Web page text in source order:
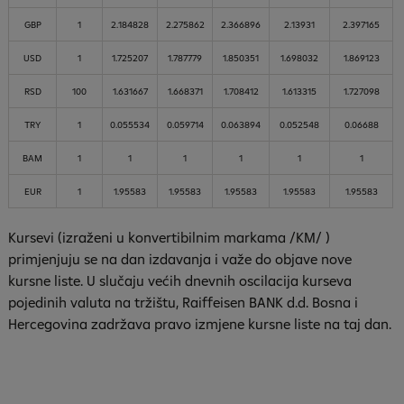
GBP 1 2.184828 2.275862 2.366896 2.13931 2.397165
USD 1 1.725207 1.787779 1.850351 1.698032 1.869123
RSD 100 1.631667 1.668371 1.708412 1.613315 1.727098
TRY 1 0.055534 0.059714 0.063894 0.052548 0.06688
BAM 1 1 1 1 1 1
EUR 1 1.95583 1.95583 1.95583 1.95583 1.95583
Kursevi (izraženi u konvertibilnim markama /KM/ )
primjenjuju se na dan izdavanja i važe do objave nove
kursne liste. U slučaju većih dnevnih oscilacija kurseva
pojedinih valuta na tržištu, Raiffeisen BANK d.d. Bosna i
Hercegovina zadržava pravo izmjene kursne liste na taj dan.